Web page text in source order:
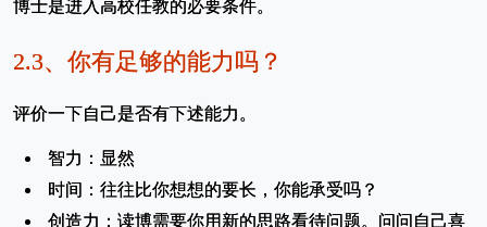
博士是进入高校任教的必要条件。
2.3、 你有足够的能力吗？
评价一下自己是否有下述能力。
智力：显然
时间：往往比你想想的要长，你能承受吗？
创造力：读博需要你用新的思路看待问题。问问自己喜